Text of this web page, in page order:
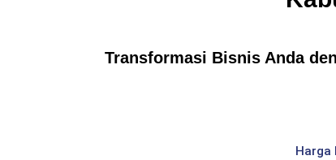
Transformasi Bisnis Anda
Harga